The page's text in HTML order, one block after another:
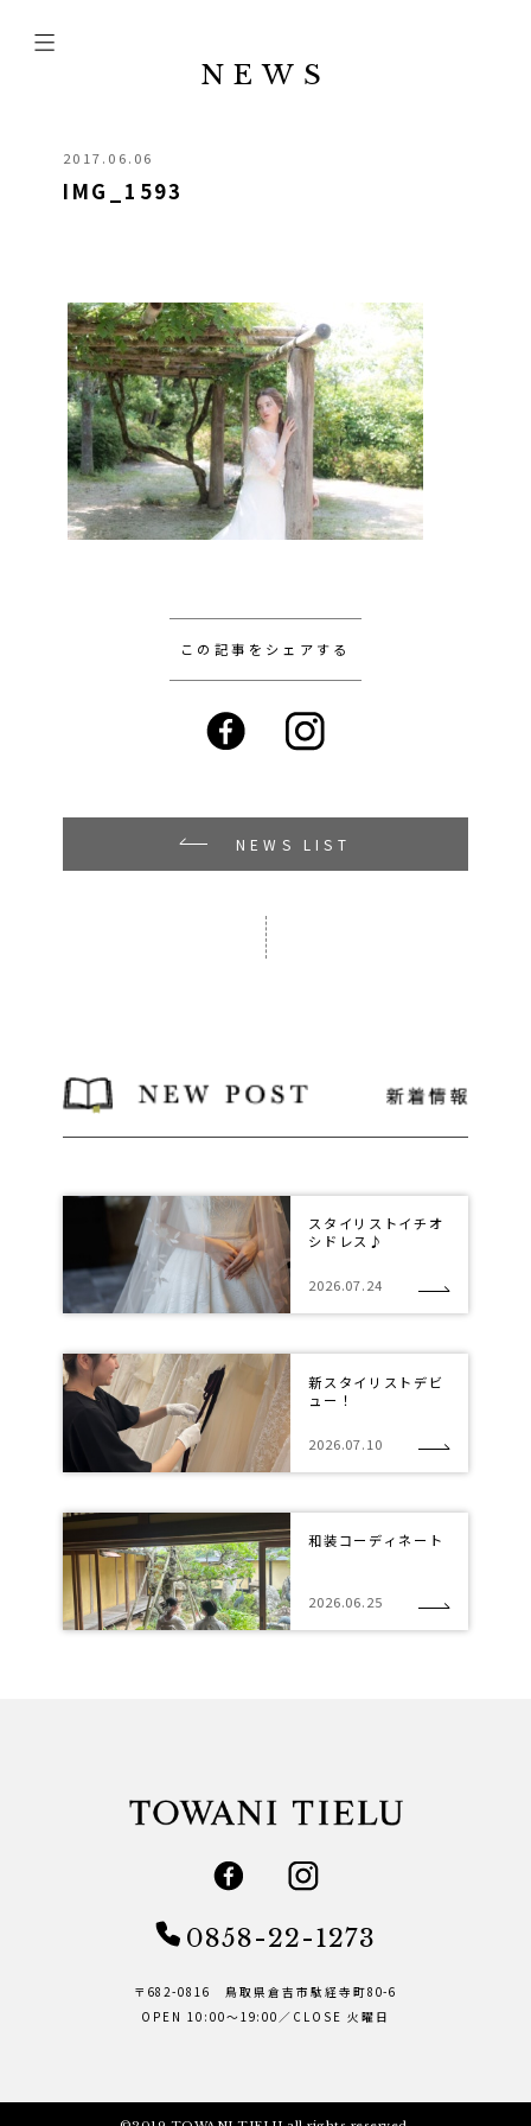
NEWS
2017.06.06
IMG_1593
この記事をシェアする
NEWS LIST
スタイリストイチオ
シドレス♪
2026.07.24
新スタイリストデビ
ュー！
2026.07.10
和装コーディネート
2026.06.25
0858-22-1273
〒682-0816 鳥取県倉吉市駄経寺町80-6
OPEN 10:00～19:00／CLOSE 火曜日